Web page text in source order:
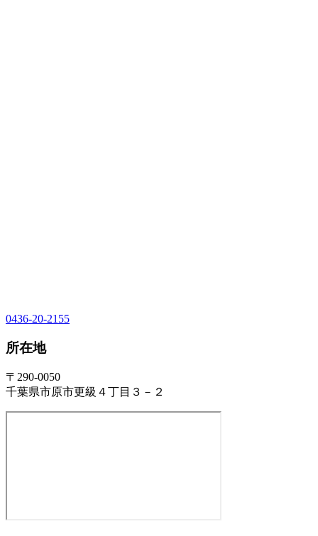
0436-20-2155
所在地
〒290-0050
千葉県市原市更級４丁目３－２